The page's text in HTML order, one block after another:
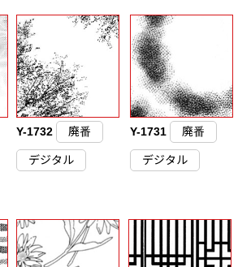
Y-1732 廃番
デジタル
Y-1731 廃番
デジタル